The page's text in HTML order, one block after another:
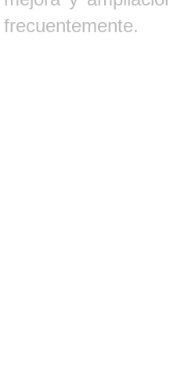
frecuentemente.